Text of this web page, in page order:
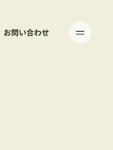
お問い合わせ